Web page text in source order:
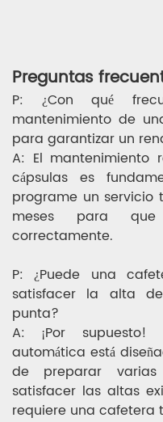
Preguntas
P: ¿Con qué
mantenimiento de
para garantizar un
A: El
cápsulas es
programe un servicio
meses para
correctamente.
P: ¿Puede una
satisfacer la alta
punta?
A: ¡Por supuesto!
automática está
de preparar
satisfacer las altas
requiere una cafetera